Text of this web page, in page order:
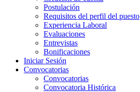
Postulación
Requisitos del perfil del puesto
Experiencia Laboral
Evaluaciones
Entrevistas
Bonificaciones
Iniciar Sesión
Convocatorias
Convocatorias
Convocatoria Histórica